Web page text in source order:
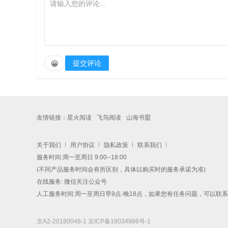
😀 提交评论
友情链接： 星火阅读 飞鸟阅读 山海书盟
关于我们 用户协议 隐私政策
联系我们
服务时间:周一至周日 9:00--18:00
(不同产品服务时间会有所区别，具体以购买时的服务承诺为准)
在线服务: 微信关注公众号
人工服务时间:周一至周日早9点-晚18点，如果您有任务问题，可以联系
京A2-20180048-1 京ICP备18034986号-1